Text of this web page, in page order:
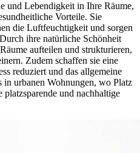
und Lebendigkeit in Ihre Räume,
Vorteile. Sie
die Luftfeuchtigkeit und sorgen
ihre natürliche Schönheit
aufteilen und strukturieren,
Zudem schaffen sie eine
reduziert und das allgemeine
in urbanen Wohnungen, wo Platz
und nachhaltige